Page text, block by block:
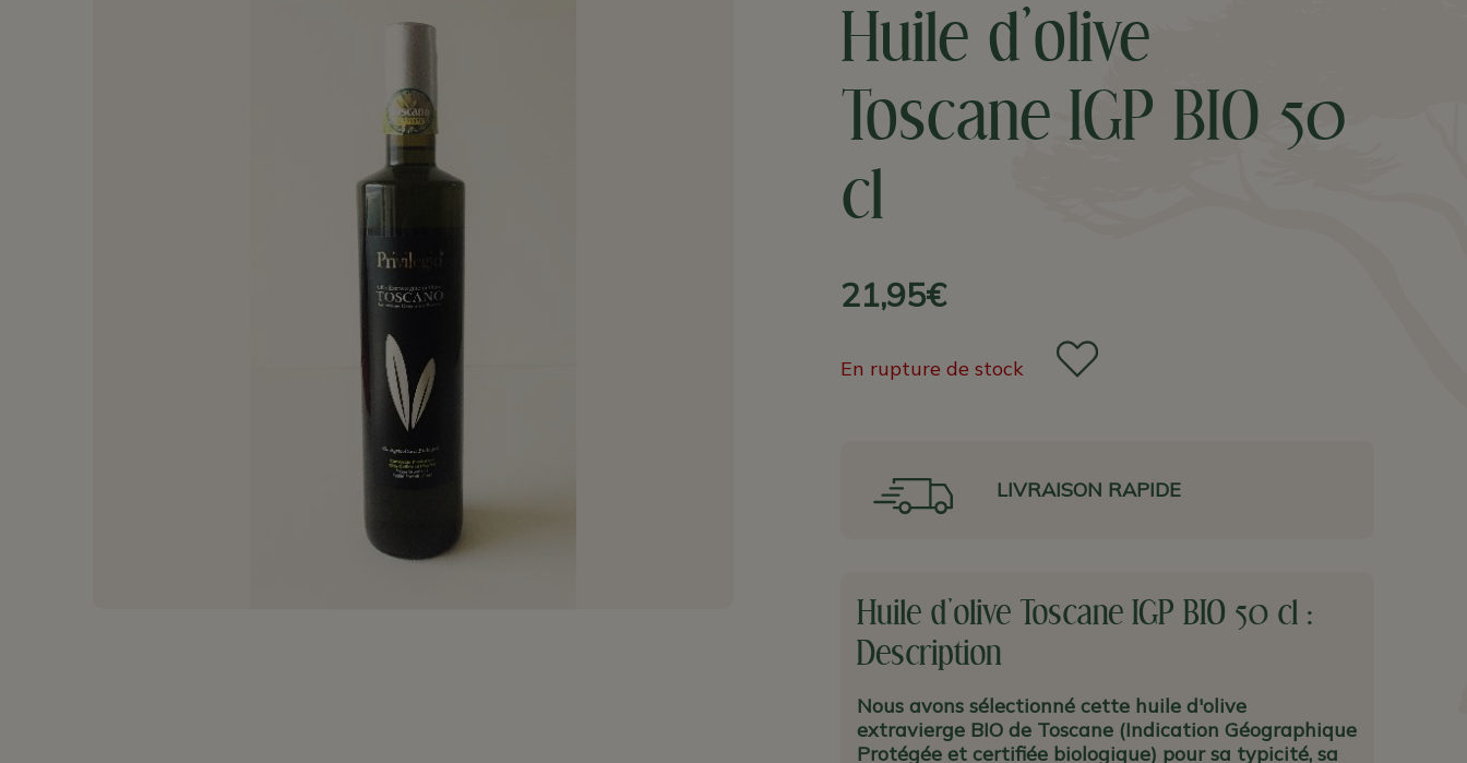
Huile d'olive
Toscane IGP BIO 50
cl
21,95€
En rupture de stock
LIVRAISON RAPIDE
Huile d'olive Toscane IGP BIO 50 cl :
Description
Nous avons sélectionné cette huile d'olive
extravierge BIO de Toscane (Indication Géographique
Protégée et certifiée biologique) pour sa typicité, sa